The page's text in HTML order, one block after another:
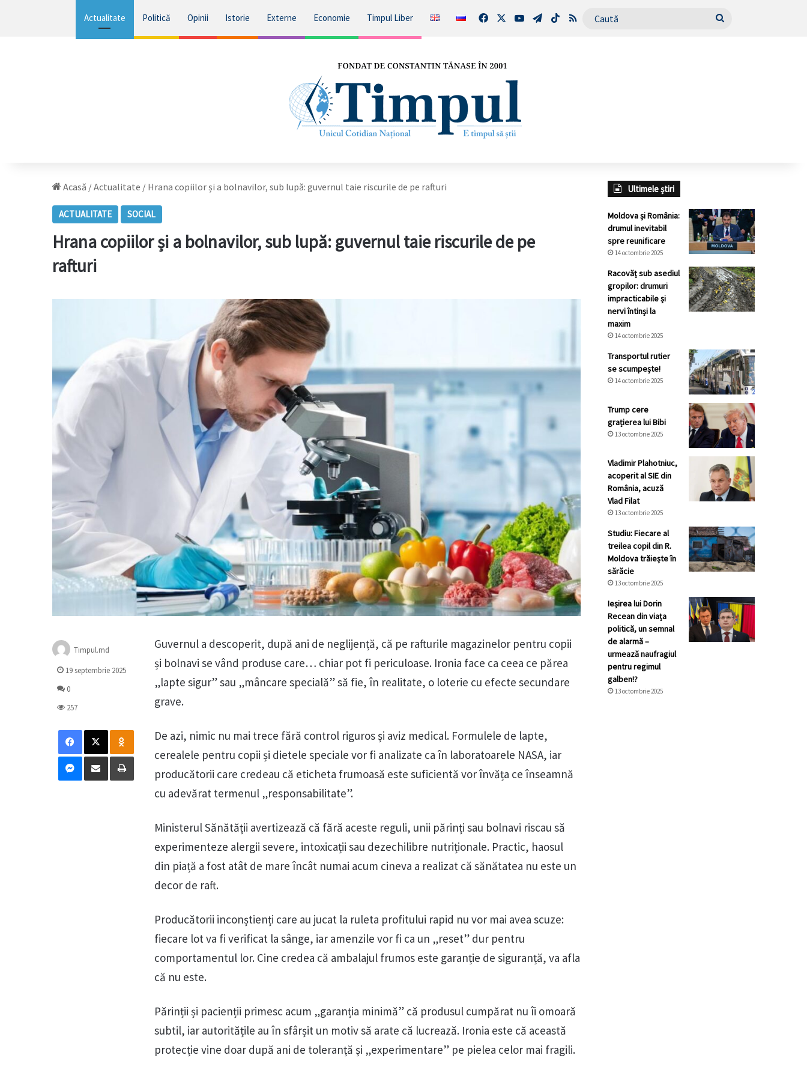
Actualitate Politică Opinii Istorie Externe Economie Timpul Liber FacebookYouTubeTelegram
TikTokRSS Caută
Acasă /Actualitate / Hrana copiilor și a bolnavilor, sub lupă: guvernul taie riscurile de pe rafturi
ACTUALITATE SOCIAL
Hrana copiilor și a bolnavilor, sub lupă: guvernul taie riscurile de pe
rafturi
Guvernul a descoperit, după ani de neglijență, că pe rafturile magazinelor pentru copii
și bolnavi se vând produse care… chiar pot fi periculoase. Ironia face ca ceea ce părea
„lapte sigur” sau „mâncare specială” să fie, în realitate, o loterie cu efecte secundare
grave.
De azi, nimic nu mai trece fără control riguros și aviz medical. Formulele de lapte,
cerealele pentru copii și dietele speciale vor fi analizate ca în laboratoarele NASA, iar
producătorii care credeau că eticheta frumoasă este suficientă vor învăța ce înseamnă
cu adevărat termenul „responsabilitate”.
Ministerul Sănătății avertizează că fără aceste reguli, unii părinți sau bolnavi riscau să
experimenteze alergii severe, intoxicații sau dezechilibre nutriționale. Practic, haosul
din piață a fost atât de mare încât numai acum cineva a realizat că sănătatea nu este un
decor de raft.
Producătorii inconștienți care au jucat la ruleta profitului rapid nu vor mai avea scuze:
fiecare lot va fi verificat la sânge, iar amenzile vor fi ca un „reset” dur pentru
comportamentul lor. Cine credea că ambalajul frumos este garanție de siguranță, va afla
că nu este.
Părinții și pacienții primesc acum „garanția minimă” că produsul cumpărat nu îi omoară
subtil, iar autoritățile au în sfârșit un motiv să arate că lucrează. Ironia este că această
protecție vine doar după ani de toleranță și „experimentare” pe pielea celor mai fragili.
Timpul.md
19 septembrie 2025
0
257
Facebook
X Odnoklassniki
Messenger
Distribuie prin mail Tipărește
Ultimele știri
Moldova și România:
drumul inevitabil
spre reunificare
14 octombrie 2025
Racovăț sub asediul
gropilor: drumuri
impracticabile și
nervi întinși la
maxim
14 octombrie 2025
Transportul rutier
se scumpește!
14 octombrie 2025
Trump cere
grațierea lui Bibi
13 octombrie 2025
Vladimir Plahotniuc,
acoperit al SIE din
România, acuză
Vlad Filat
13 octombrie 2025
Studiu: Fiecare al
treilea copil din R.
Moldova trăiește în
sărăcie
13 octombrie 2025
Ieșirea lui Dorin
Recean din viața
politică, un semnal
de alarmă –
urmează naufragiul
pentru regimul
galben!?
13 octombrie 2025